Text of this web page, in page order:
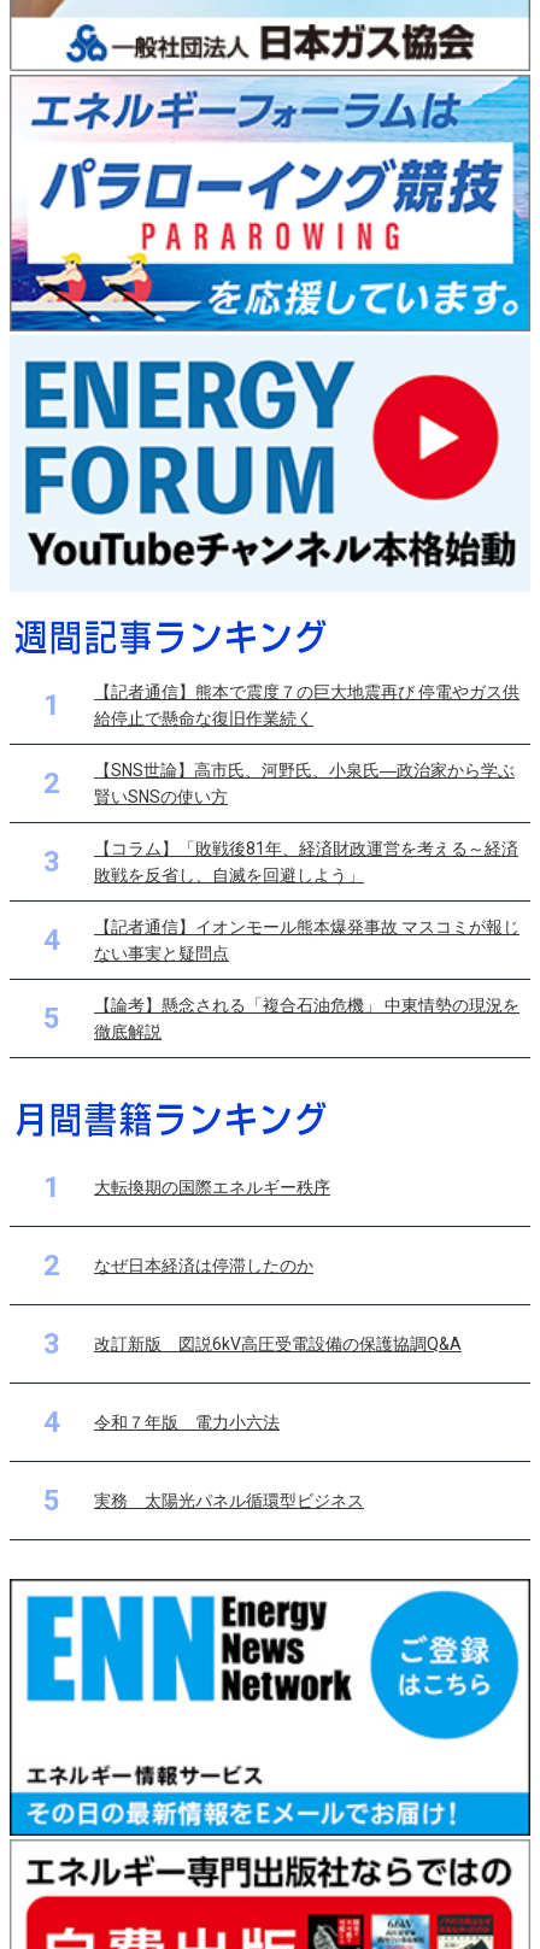
1
【記者通信】熊本で震度７の巨大地震再び 停電やガス供
給停止で懸命な復旧作業続く
2
【SNS世論】高市氏、河野氏、小泉氏―政治家から学ぶ
賢いSNSの使い方
3
【コラム】「敗戦後81年、経済財政運営を考える～経済
敗戦を反省し、自滅を回避しよう」
4
【記者通信】イオンモール熊本爆発事故 マスコミが報じ
ない事実と疑問点
5
【論考】懸念される「複合石油危機」 中東情勢の現況を
徹底解説
1 大転換期の国際エネルギー秩序
2 なぜ日本経済は停滞したのか
3 改訂新版 図説6kV高圧受電設備の保護協調Q&A
4 令和７年版 電力小六法
5 実務 太陽光パネル循環型ビジネス